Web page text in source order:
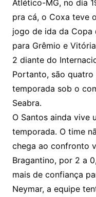
Atlético-MG, no dia
pra cá, o Coxa teve
jogo de ida da Copa
para Grêmio e
2 diante do
Portanto, são
temporada sob o
Seabra.
O Santos ainda vive
temporada. O time
chega ao confronto
Bragantino, por 2 a
mais de confiança
Neymar, a equipe